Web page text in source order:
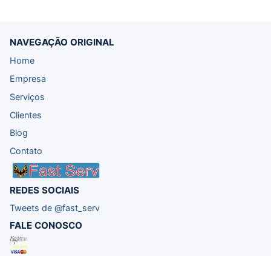
NAVEGAÇÃO ORIGINAL
Home
Empresa
Serviços
Clientes
Blog
Contato
REDES SOCIAIS
Tweets de @fast_serv
FALE CONOSCO